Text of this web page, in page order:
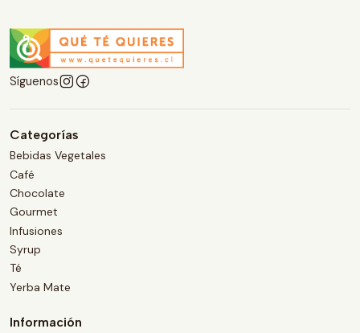
Síguenos
Categorías
Bebidas Vegetales
Café
Chocolate
Gourmet
Infusiones
Syrup
Té
Yerba Mate
Información